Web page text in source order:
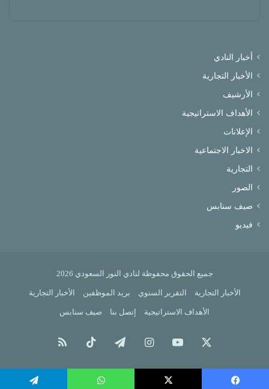
أخبار النادي
الأخبار التجارية
الأرشيف
الأهداف الاستراتيجية
الإعلانات
الاخبار الاجتماعية
التجارية
الصور
صيف سنابس
فيديو
جميع الحقوق محفوظة لنادي النور السعودي 2026
الأخبار التجارية التقرير السنوي بريد الموظفين الأخبار التجارية
الأهداف الاستراتيجية إتصل بنا صيف سنابس
يوتيوب انستقرامتيلقرام ‫TikTok
الموقع